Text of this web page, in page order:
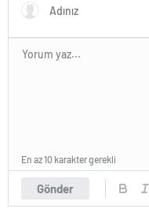
Gönder
En az 10 karakter gerekli